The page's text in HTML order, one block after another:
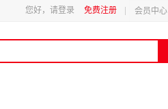
您好，请登录 免费注册 会员中心